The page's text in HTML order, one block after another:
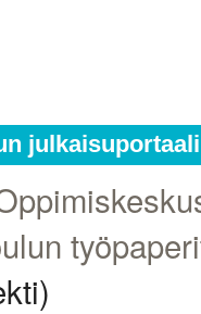
julkaisuportaali